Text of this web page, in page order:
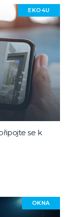
se k
EKO4U
OKNA